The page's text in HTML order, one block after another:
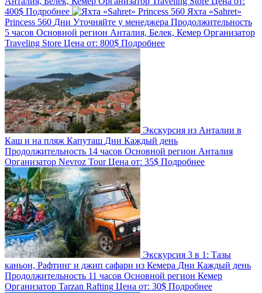
400$ Подробнее
Яхта «Sahret»
Princess 560 Дни Уточняйте у менеджера Продолжительность
5 часов Основной регион Анталия, Белек, Кемер Организатор
Traveling Store Цена от: 800$ Подробнее
Экскурсия из Анталии в
Каш и на пляж Капуташ Дни Каждый день
Продолжительность 14 часов Основной регион Анталия
Организатор Nevroz TourЦена от: 35$ Подробнее
Экскурсия 3 в 1: Тазы
каньон, Рафтинг и джип сафари из Кемера Дни Каждый день
Продолжительность 11 часов Основной регион Кемер
Организатор Tarzan Rafting Цена от: 30$ Подробнее